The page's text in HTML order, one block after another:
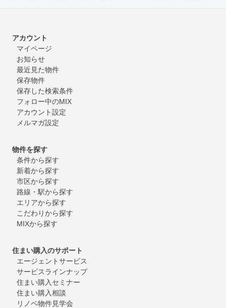
アカウント
マイページ
お知らせ
最近見た物件
保存物件
保存した検索条件
フォロー中のMIX
アカウント設定
メルマガ設定
物件を探す
条件から探す
新着から探す
市区から探す
路線・駅から探す
エリアから探す
こだわりから探す
MIXから探す
住まい購入のサポート
エージェントサービス
サービスラインナップ
住まい購入セミナー
住まい購入相談
リノベ物件見学会